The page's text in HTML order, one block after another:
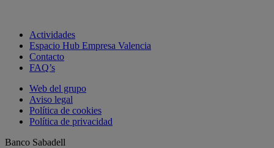
Actividades
Espacio Hub Empresa Valencia
Contacto
FAQ’s
Web del grupo
Aviso legal
Política de cookies
Política de privacidad
Banco Sabadell